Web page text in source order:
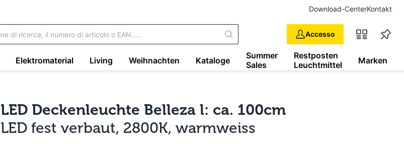
Download-CenterKontakt
Accesso
Elektromaterial Living Weihnachten Kataloge
Summer
Sales
Restposten
Leuchtmittel
Marken
LED Deckenleuchte Belleza l: ca. 100cm
LED fest verbaut, 2800K, warmweiss